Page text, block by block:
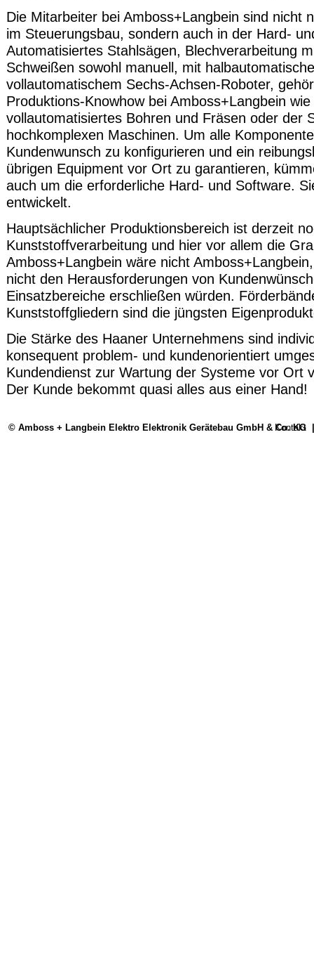
Die Mitarbeiter bei Amboss+Langbein sind nicht
im Steuerungsbau, sondern auch in der Hard-
Automatisiertes Stahlsägen, Blechverarbeitung
Schweißen sowohl manuell, mit
vollautomatischem Sechs-Achsen-Roboter,
Produktions-Knowhow bei Amboss+Langbein
vollautomatisiertes Bohren und Fräsen oder der
hochkomplexen Maschinen. Um alle
Kundenwunsch zu konfigurieren und ein
übrigen Equipment vor Ort zu garantieren,
auch um die erforderliche Hard- und Software.
entwickelt.
Hauptsächlicher Produktionsbereich ist derzeit
Kunststoffverarbeitung und hier vor allem die
Amboss+Langbein wäre nicht
nicht den Herausforderungen von
Einsatzbereiche erschließen würden.
Kunststoffgliedern sind die jüngsten
Die Stärke des Haaner Unternehmens sind
konsequent problem- und kundenorientiert
Kundendienst zur Wartung der Systeme vor Ort
Der Kunde bekommt quasi alles aus einer Hand!
© Amboss + Langbein Elektro Elektronik Gerätebau GmbH & Co. KG
Kontakt